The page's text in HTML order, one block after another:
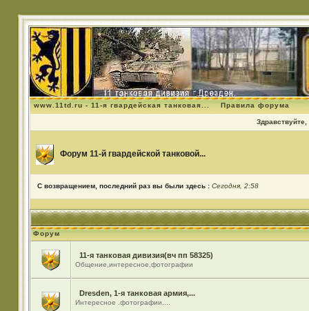
www.11td.ru - 11-я гвардейская танковая... Правила форума
Здравствуйте,
Форум 11-й гвардейской танковой...
С возвращением, последний раз вы были здесь : Сегодня, 2:58
Форум
11-я танковая дивизия(вч пп 58325)
Общение,интересное,фотографии
Dresden, 1-я танковая армия,...
Интересное .фотографии....